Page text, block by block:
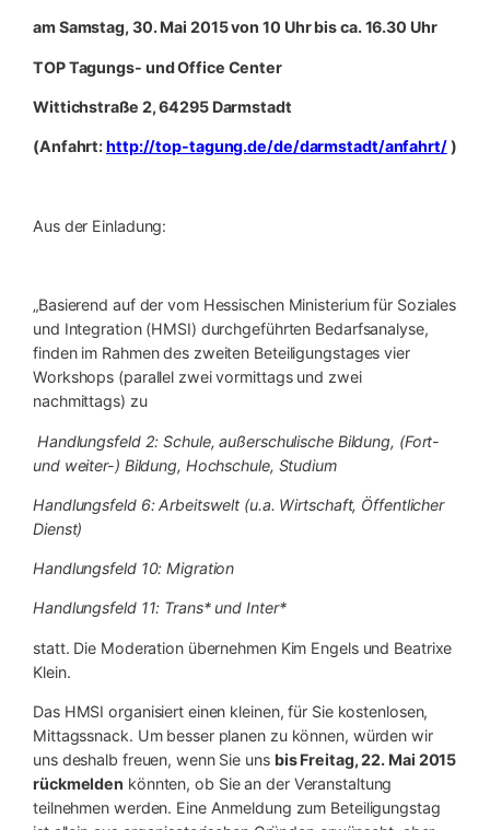
am Samstag, 30. Mai 2015 von 10 Uhr bis ca. 16.30 Uhr
TOP Tagungs- und Office Center
Wittichstraße 2, 64295 Darmstadt
(Anfahrt:http://top-tagung.de/de/darmstadt/anfahrt/)
Aus der Einladung:
„Basierend auf der vom Hessischen Ministerium für Soziales
und Integration (HMSI) durchgeführten Bedarfsanalyse,
finden im Rahmen des zweiten Beteiligungstages vier
Workshops (parallel zwei vormittags und zwei
nachmittags) zu
Handlungsfeld 2: Schule, außerschulische Bildung, (Fort-
und weiter-) Bildung, Hochschule, Studium
Handlungsfeld 6: Arbeitswelt (u.a. Wirtschaft, Öffentlicher
Dienst)
Handlungsfeld 10: Migration
Handlungsfeld 11: Trans* und Inter*
statt. Die Moderation übernehmen Kim Engels und Beatrixe
Klein.
Das HMSI organisiert einen kleinen, für Sie kostenlosen,
Mittagssnack. Um besser planen zu können, würden wir
uns deshalb freuen, wenn Sie uns bis Freitag, 22. Mai 2015
rückmelden könnten, ob Sie an der Veranstaltung
teilnehmen werden. Eine Anmeldung zum Beteiligungstag